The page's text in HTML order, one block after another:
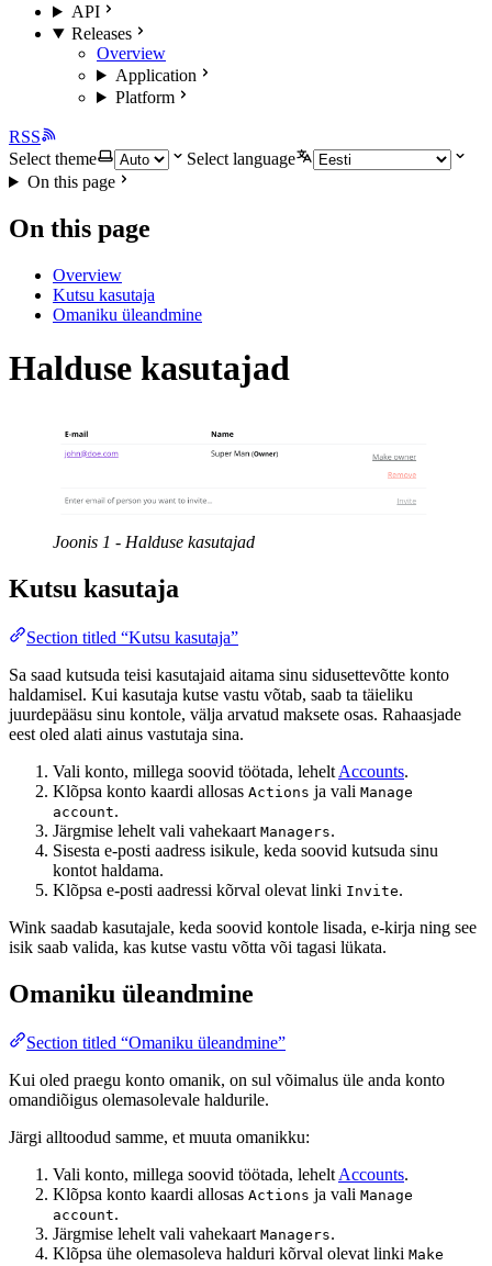
API
Releases
Overview
Application
Platform
RSS
Select theme
Select language
On this page
On this page
Overview
Kutsu kasutaja
Omaniku üleandmine
Halduse kasutajad
Joonis 1 - Halduse kasutajad
Kutsu kasutaja
Section titled “Kutsu kasutaja”
Sa saad kutsuda teisi kasutajaid aitama sinu sidusettevõtte konto
haldamisel. Kui kasutaja kutse vastu võtab, saab ta täieliku
juurdepääsu sinu kontole, välja arvatud maksete osas. Rahaasjade
eest oled alati ainus vastutaja sina.
Vali konto, millega soovid töötada, lehelt Accounts.
Klõpsa konto kaardi allosas Actions ja vali Manage
account.
Järgmise lehelt vali vahekaart Managers.
Sisesta e-posti aadress isikule, keda soovid kutsuda sinu
kontot haldama.
Klõpsa e-posti aadressi kõrval olevat linki Invite.
Wink saadab kasutajale, keda soovid kontole lisada, e-kirja ning see
isik saab valida, kas kutse vastu võtta või tagasi lükata.
Omaniku üleandmine
Section titled “Omaniku üleandmine”
Kui oled praegu konto omanik, on sul võimalus üle anda konto
omandiõigus olemasolevale haldurile.
Järgi alltoodud samme, et muuta omanikku:
Vali konto, millega soovid töötada, lehelt Accounts.
Klõpsa konto kaardi allosas Actions ja vali Manage
account.
Järgmise lehelt vali vahekaart Managers.
Klõpsa ühe olemasoleva halduri kõrval olevat linki Make